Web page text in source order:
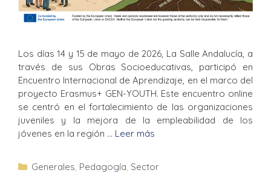
Los días 14 y 15 de mayo de 2026, La Salle Andalucía, a
través de sus Obras Socioeducativas, participó en
Encuentro Internacional de Aprendizaje, en el marco del
proyecto Erasmus+ GEN-YOUTH. Este encuentro online
se centró en el fortalecimiento de las organizaciones
juveniles y la mejora de la empleabilidad de los
jóvenes en la región … Leer más
Generales, Pedagogía, Sector